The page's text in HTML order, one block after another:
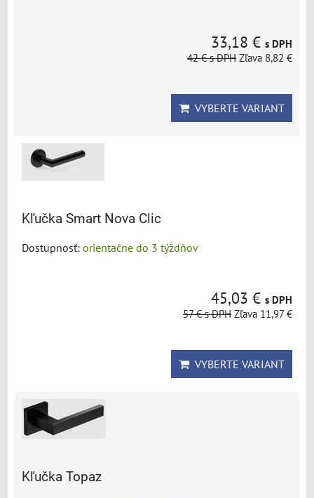
33,18 € s DPH
42 €s DPH Zľava 8,82 €
VYBERTE VARIANT
Kľučka Smart Nova Clic
Dostupnosť: orientačne do 3 týždňov
45,03 € s DPH
57 €s DPH Zľava 11,97 €
VYBERTE VARIANT
Kľučka Topaz